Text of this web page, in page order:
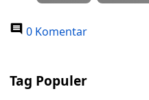
0 Komentar
Tag Populer